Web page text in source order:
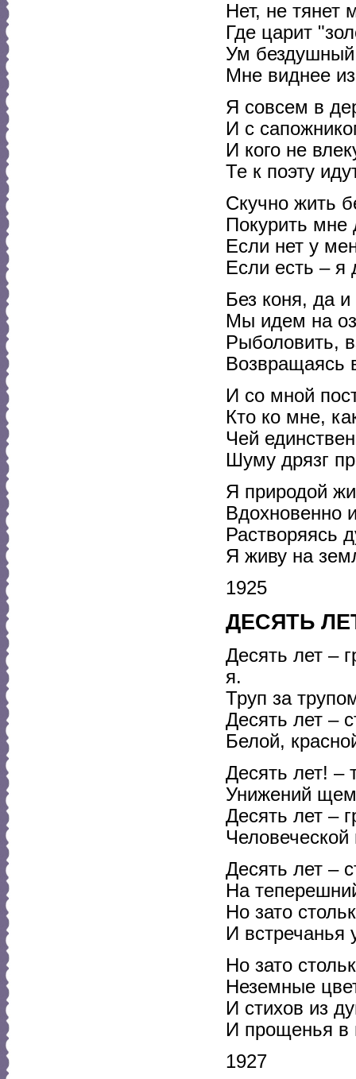
Нет, не тянет
Где царит
Ум
Мне виднее
Я совсем в
И с
И кого не
Те к поэту
Скучно жить
Покурить мне
Если нет у
Если есть – я
Без коня, да и
Мы идем на
Рыболовить,
Возвращаясь
И со мной
Кто ко мне,
Чей
Шуму дрязг
Я природой
Вдохновенно
Растворяясь
Я живу на
1925
ДЕСЯТЬ
Десять лет –
я.
Труп за
Десять лет –
Белой,
Десять лет! –
Унижений
Десять лет –
Десять лет –
На
Но зато
И
Но зато
Неземные
И стихов из
И прощенья в
1927